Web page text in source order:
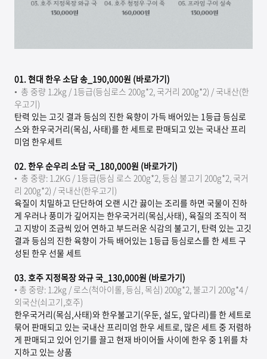
01. 현대 한우 소담 송_190,000원 (바로가기)
• 총 중량 1.2kg / 1등급(등심로스 200g*2, 국거리 200g*2) / 국내산(한
우고기)
탄력 있는 고깃 결과 등심의 진한 육향이 가득 배어있는 1등급 등심로
스와 한우국거리(목심, 사태)를 한 세트로 판매되고 있는 국내산 프리
미엄 한우세트
02.한우 순우리 소담 국_180,000원 (바로가기)
• 총 중량: 1.2KG / 1등급(등심 로스 200g*2, 등심 불고기 200g*2, 국거
리 200g*2) / 국내산(한우고기)
육질이 치밀하고 단단하여 오랜 시간 끓이는 조리를 하면 국물이 진하
게 우러나 풍미가 깊어지는 한우국거리(목심,사태), 육질의 조직이 적
고 지방이 조금씩 있어 연하고 부드러운 식감의 불고기, 탄력 있는 고깃
결과 등심의 진한 육향이 가득 배어있는 1등급 등심로스를 한 세트 구
성된 한우 선물 세트
03.호주 지정목장 와규 국_ 130,000원 (바로가기)
• 총 중량: 1.2kg / 로스(척아이롤, 등심, 목심) 200g*2, 불고기 200g*4 /
외국산(쇠고기,호주)
한우국거리(목심,사태)와 한우불고기(우둔, 설도, 앞다리)를 한 세트로
묶어 판매되고 있는 국내산 프리미엄 한우 세트로, 많은 세트 중 저렴하
게 판매되고 있어 인기를 끌고 현재 바이어들 사이에 한우 중 1위를 차
지하고 있는 상품